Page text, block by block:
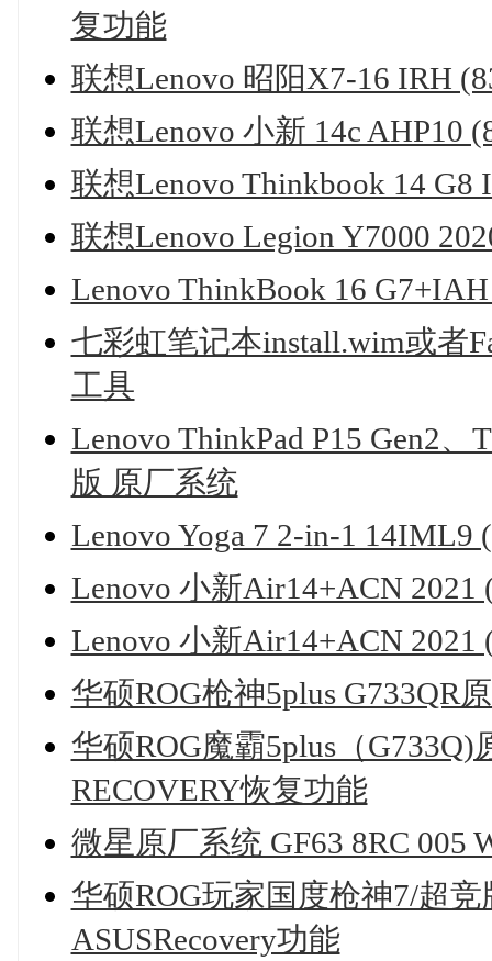
复功能
联想Lenovo 昭阳X7-16 IRH
联想Lenovo 小新 14c AHP10
联想Lenovo Thinkbook 14
联想Lenovo Legion Y7000
Lenovo ThinkBook 16
七彩虹笔记本install.wim或者
工具
Lenovo ThinkPad P15 Gen2
版 原厂系统
Lenovo Yoga 7 2-in-1 14IML9
Lenovo 小新Air14+ACN
Lenovo 小新Air14+ACN
华硕ROG枪神5plus G733QR
华硕ROG魔霸5plus（
RECOVERY恢复功能
微星原厂系统 GF63 8RC 005
华硕ROG玩家国度枪神7/超
ASUSRecovery功能